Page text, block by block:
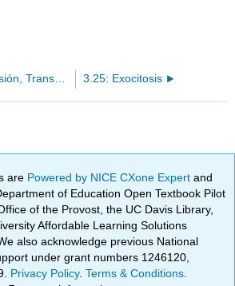
3.23: Difusión, Transporte Activo y Canales de Membrana 3.25: Exocitosis
are Powered by NICE CXone Expertand
of Education Open Textbook Pilot
of the Provost, the UC Davis Library,
Affordable Learning Solutions
also acknowledge previous National
under grant numbers 1246120,
Privacy Policy.Terms & Conditions